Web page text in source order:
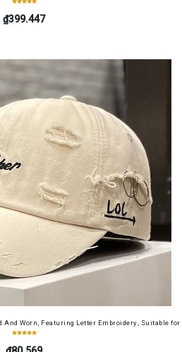
₫399.447
And Worn, Featuring Letter Embroidery, Suitable